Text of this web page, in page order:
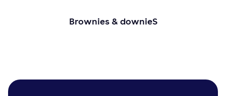
Brownies & downieS